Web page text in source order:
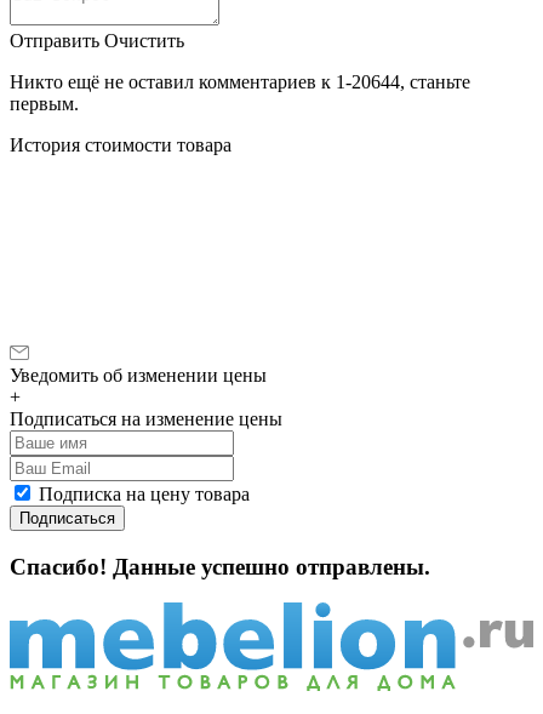
Отправить Очистить
Никто ещё не оставил комментариев к 1-20644, станьте
первым.
История стоимости товара
Уведомить об изменении цены
+
Подписаться на изменение цены
Подписка на цену товара
Подписаться
Спасибо! Данные успешно отправлены.